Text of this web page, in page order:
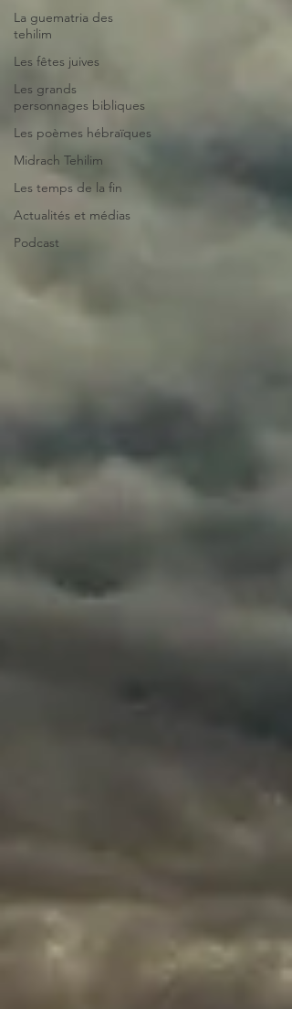
La guematria des
tehilim
Les fêtes juives
Les grands
personnages bibliques
Les poèmes hébraïques
Midrach Tehilim
Les temps de la fin
Actualités et médias
Podcast